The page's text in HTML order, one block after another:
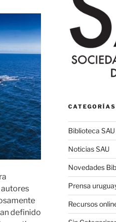
autores
definido
CATEGORÍAS
Biblioteca SAU
Noticias SAU
Novedades
Prensa
Recursos